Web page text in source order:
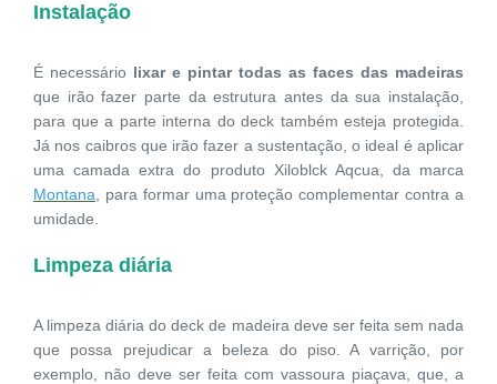
Instalação
É necessário lixar e pintar todas as faces das madeiras
que irão fazer parte da estrutura antes da sua instalação,
para que a parte interna do deck também esteja protegida.
Já nos caibros que irão fazer a sustentação, o ideal é aplicar
uma camada extra do produto Xiloblck Aqcua, da marca
Montana , para formar uma proteção complementar contra a
umidade.
Limpeza diária
A limpeza diária do deck de madeira deve ser feita sem nada
que possa prejudicar a beleza do piso. A varrição, por
exemplo, não deve ser feita com vassoura piaçava, que, a